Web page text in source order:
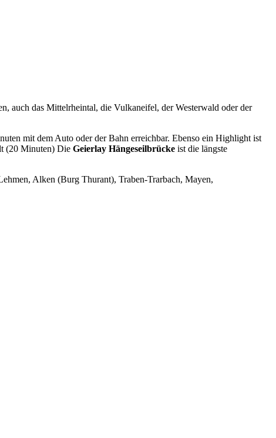
auch das Mittelrheintal, die Vulkaneifel, der Westerwald oder der
mit dem Auto oder der Bahn erreichbar. Ebenso ein Highlight ist
(20 Minuten) Die Geierlay Hängeseilbrücke ist die längste
Alken (Burg Thurant), Traben-Trarbach, Mayen,